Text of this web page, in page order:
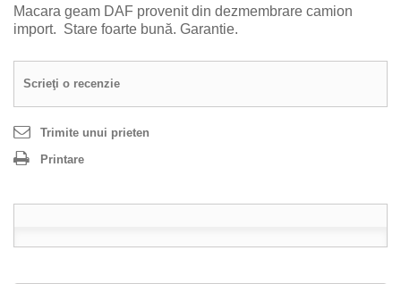
Macara geam DAF provenit din dezmembrare camion
import. Stare foarte bună. Garantie.
Scrieţi o recenzie
Trimite unui prieten
Printare